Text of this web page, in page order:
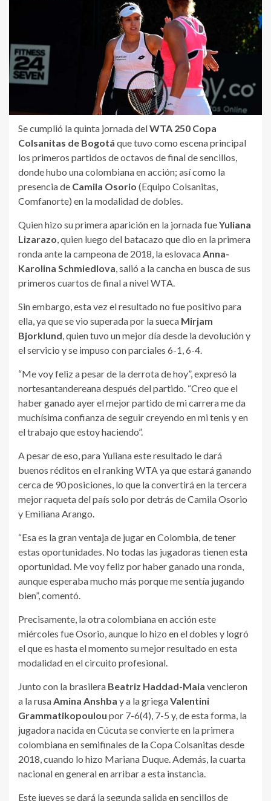
Se cumplió la quinta jornada delWTA 250 Copa
Colsanitas de Bogotá que tuvo como escena principal
los primeros partidos de octavos de final de sencillos,
donde hubo una colombiana en acción; así como la
presencia de Camila Osorio (Equipo Colsanitas,
Comfanorte) en la modalidad de dobles.
Quien hizo su primera aparición en la jornada fueYuliana
Lizarazo, quien luego del batacazo que dio en la primera
ronda ante la campeona de 2018, la eslovacaAnna-
Karolina Schmiedlova, salió a la cancha en busca de sus
primeros cuartos de final a nivel WTA.
Sin embargo, esta vez el resultado no fue positivo para
ella, ya que se vio superada por la sueca Mirjam
Bjorklund, quien tuvo un mejor día desde la devolución y
el servicio y se impuso con parciales 6-1, 6-4.
“Me voy feliz a pesar de la derrota de hoy”, expresó la
nortesantandereana después del partido. “Creo que el
haber ganado ayer el mejor partido de mi carrera me da
muchísima confianza de seguir creyendo en mi tenis y en
el trabajo que estoy haciendo”.
A pesar de eso, para Yuliana este resultado le dará
buenos réditos en el ranking WTA ya que estará ganando
cerca de 90 posiciones, lo que la convertirá en la tercera
mejor raqueta del país solo por detrás de Camila Osorio
y Emiliana Arango.
“Esa es la gran ventaja de jugar en Colombia, de tener
estas oportunidades. No todas las jugadoras tienen esta
oportunidad. Me voy feliz por haber ganado una ronda,
aunque esperaba mucho más porque me sentía jugando
bien”, comentó.
Precisamente, la otra colombiana en acción este
miércoles fue Osorio, aunque lo hizo en el dobles y logró
el que es hasta el momento su mejor resultado en esta
modalidad en el circuito profesional.
Junto con la brasilera Beatriz Haddad-Maia vencieron
a la rusaAmina Anshba y a la griegaValentini
Grammatikopoulou por 7-6(4), 7-5 y, de esta forma, la
jugadora nacida en Cúcuta se convierte en la primera
colombiana en semifinales de la Copa Colsanitas desde
2018, cuando lo hizo Mariana Duque. Además, la cuarta
nacional en general en arribar a esta instancia.
Este jueves se dará la segunda salida en sencillos de